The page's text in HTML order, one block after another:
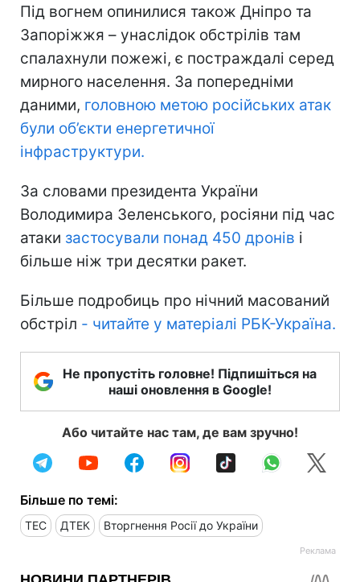
Під вогнем опинилися також Дніпро та
Запоріжжя – унаслідок обстрілів там
спалахнули пожежі, є постраждалі серед
мирного населення. За попередніми
даними, головною метою російських атак
були об’єкти енергетичної
інфраструктури.
За словами президента України
Володимира Зеленського, росіяни під час
атаки застосували понад 450 дронів і
більше ніж три десятки ракет.
Більше подробиць про нічний масований
обстріл - читайте у матеріалі РБК-Україна.
Не пропустіть головне! Підпишіться на
наші оновлення в Google!
Або читайте нас там, де вам зручно!
Більше по темі:
ТЕС ДТЕК Вторгнення Росії до України